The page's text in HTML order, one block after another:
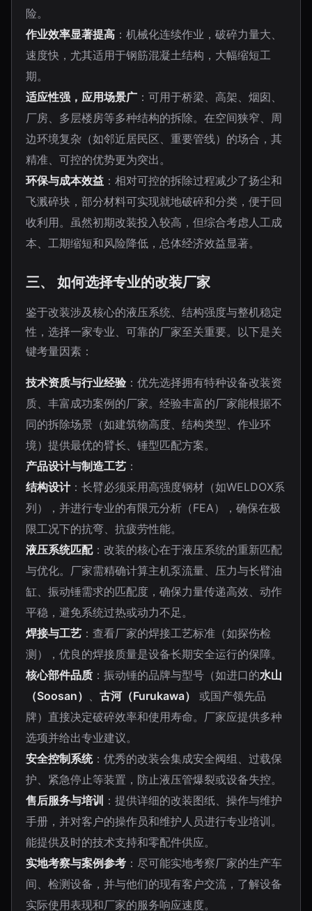
险。
作业效率显著提高 ：机械化连续作业，破碎力量大、
速度快，尤其适用于钢筋混凝土结构，大幅缩短工
期。
适应性强，应用场景广 ：可用于桥梁、高架、烟囱、
厂房、多层楼房等多种结构的拆除。在空间狭窄、周
边环境复杂（如邻近居民区、重要管线）的场合，其
精准、可控的优势更为突出。
环保与成本效益 ：相对可控的拆除过程减少了扬尘和
飞溅碎块，部分材料可实现就地破碎和分类，便于回
收利用。虽然初期改装投入较高，但综合考虑人工成
本、工期缩短和风险降低，总体经济效益显著。
三、 如何选择专业的改装厂家
鉴于改装涉及核心的液压系统、结构强度与整机稳定
性，选择一家专业、可靠的厂家至关重要。以下是关
键考量因素：
技术资质与行业经验 ：优先选择拥有特种设备改装资
质、丰富成功案例的厂家。经验丰富的厂家能根据不
同的拆除场景（如建筑物高度、结构类型、作业环
境）提供最优的臂长、锤型匹配方案。
产品设计与制造工艺 ：
结构设计：长臂必须采用高强度钢材（如WELDOX系
列），并进行专业的有限元分析（FEA），确保在极
限工况下的抗弯、抗疲劳性能。
液压系统匹配：改装的核心在于液压系统的重新匹配
与优化。厂家需精确计算主机泵流量、压力与长臂油
缸、振动锤需求的匹配度，确保力量传递高效、动作
平稳，避免系统过热或动力不足。
焊接与工艺 ：查看厂家的焊接工艺标准（如探伤检
测），优良的焊接质量是设备长期安全运行的保障。
核心部件品质 ：振动锤的品牌与型号（如进口的水山
（Soosan） 、 古河（Furukawa）
或国产领先品
牌）直接决定破碎效率和使用寿命。厂家应提供多种
选项并给出专业建议。
安全控制系统：优秀的改装会集成安全阀组、过载保
护、紧急停止等装置，防止液压管爆裂或设备失控。
售后服务与培训 ：提供详细的改装图纸、操作与维护
手册，并对客户的操作员和维护人员进行专业培训。
能提供及时的技术支持和零配件供应。
实地考察与案例参考 ：尽可能实地考察厂家的生产车
间、检测设备，并与他们的现有客户交流，了解设备
实际使用表现和厂家的服务响应速度。